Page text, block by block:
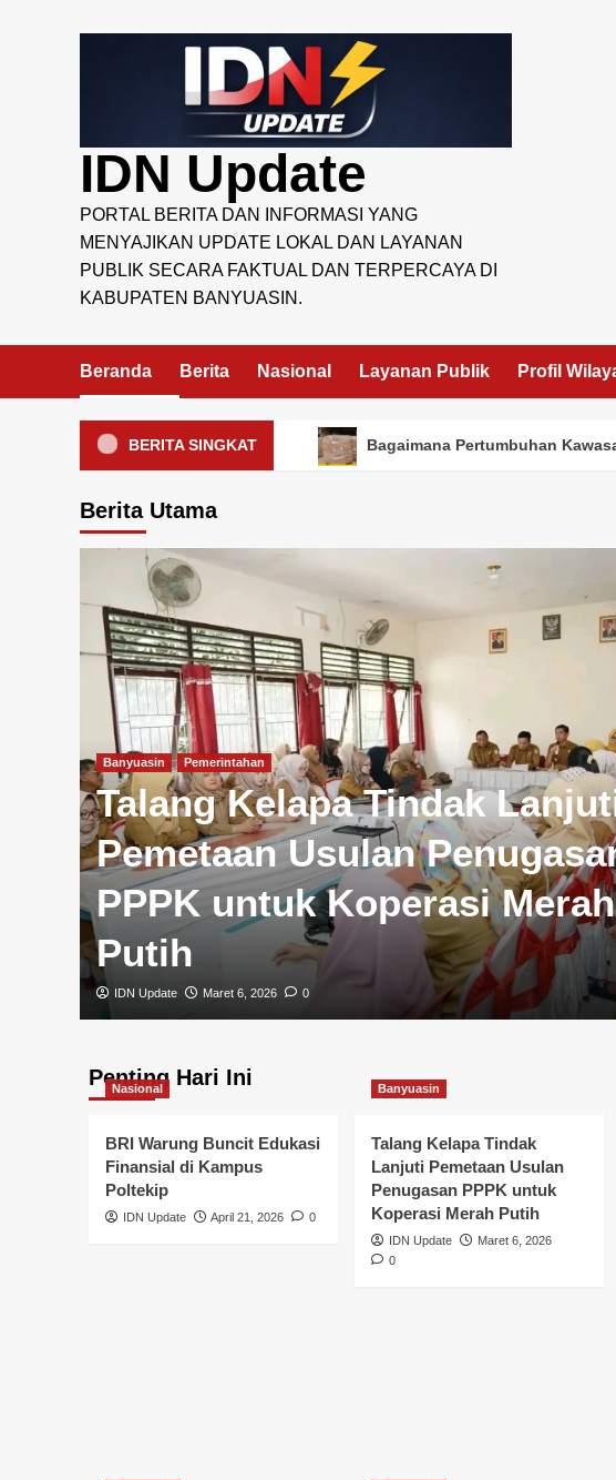
IDN Update
PORTAL BERITA DAN INFORMASI YANG
MENYAJIKAN UPDATE LOKAL DAN LAYANAN
PUBLIK SECARA FAKTUAL DAN TERPERCAYA DI
KABUPATEN BANYUASIN.
Beranda Berita Nasional Layanan Publik Profil
BERITA SINGKAT Bagaimana Pertumbuhan
Berita Utama
Banyuasin Pemerintahan
Talang Kelapa Tindak
Pemetaan Usulan
PPPK untuk Koperasi Merah
Putih
IDN Update Maret 6, 2026 0
Camat Talang Kelapa Terima
Penting Hari Ini
Nasional
BRI Warung Buncit Edukasi
Finansial di Kampus
Poltekip
IDN Update April 21, 2026 0
Banyuasin
Talang Kelapa Tindak
Lanjuti Pemetaan Usulan
Penugasan PPPK untuk
Koperasi Merah Putih
IDN Update
Maret 6, 2026
0